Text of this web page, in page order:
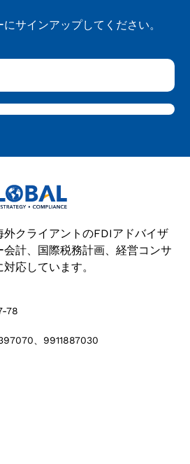
サインアップしてください。
クライアントのFDIアドバイザ
会計、国際税務計画、経営コンサ
応しています。
78
、9911887030